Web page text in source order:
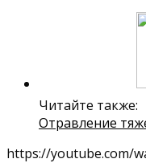
Читайте также:
Отравление
https://youtube.com/